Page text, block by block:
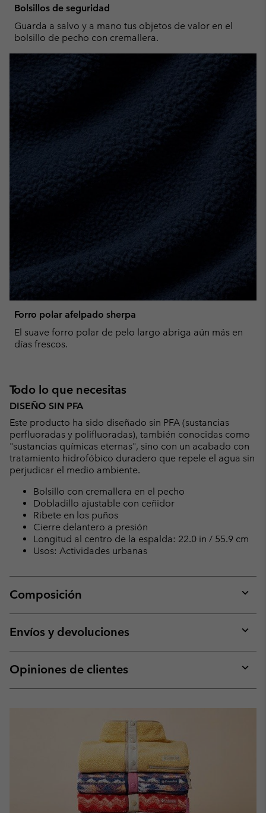
Bolsillos de seguridad
Guarda a salvo y a mano tus objetos de valor en el
bolsillo de pecho con cremallera.
Forro polar afelpado sherpa
El suave forro polar de pelo largo abriga aún más en
días frescos.
Todo lo que necesitas
DISEÑO SIN PFA
Este producto ha sido diseñado sin PFA (sustancias
perfluoradas y polifluoradas), también conocidas como
"sustancias químicas eternas", sino con un acabado con
tratamiento hidrofóbico duradero que repele el agua sin
perjudicar el medio ambiente.
Bolsillo con cremallera en el pecho
Dobladillo ajustable con ceñidor
Ribete en los puños
Cierre delantero a presión
Longitud al centro de la espalda: 22.0 in / 55.9 cm
Usos: Actividades urbanas
Composición
or
Envíos y devoluciones
or
Opiniones de clientes
or